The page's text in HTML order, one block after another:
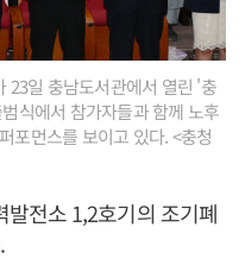
23일 충남도서관에서 열린 '충
식에서 참가자들과 함께 노후
포먼스를 보이고 있다. <충청
전소 1,2호기의 조기폐